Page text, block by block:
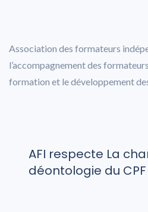
Association des formateurs
l’accompagnement des
formation et le développement
AFI respecte La
déontologie du CPF